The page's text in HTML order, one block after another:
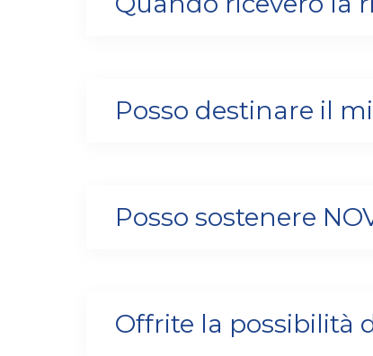
Posso destinare il
Posso sostenere
Offrite la possibilità